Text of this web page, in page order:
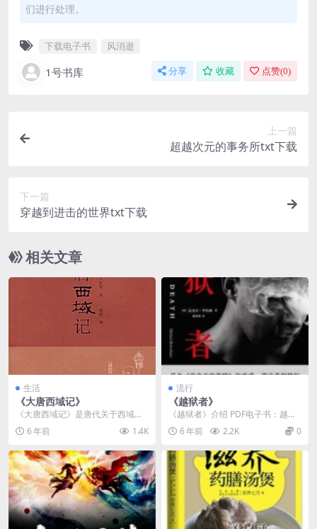
们进行处理。
下载电子书 风消逝
1号书库 分享 收藏 点赞(0)
上一篇
超越次元的事务所txt下载
下一篇
穿越到进击的世界txt下载
相关文章
生活
《大唐西域记》
《大唐西域记》是唐代关于西域的
一部历史地理著作，作者是唐代著
名高僧、佛学理论家与...
6 年前 1.4K
流行
《越狱者》
《越狱者》介绍 PDF电子书：越狱
者 PDF电子书作者：[澳] 迈克尔·罗
伯森 ...
6 年前 2.2K 0